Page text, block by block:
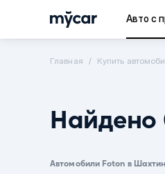
Авто с
Главная Купить
Найдено
Автомобили Foton в